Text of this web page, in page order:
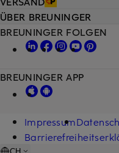
ÜBER BREUNINGER
BREUNINGER FOLGEN
BREUNINGER APP
Impressum